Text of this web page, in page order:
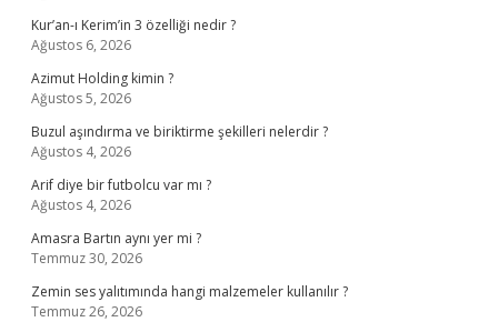
Kur’an-ı Kerim’in 3 özelliği nedir ?
Ağustos 6, 2026
Azimut Holding kimin ?
Ağustos 5, 2026
Buzul aşındırma ve biriktirme şekilleri nelerdir ?
Ağustos 4, 2026
Arif diye bir futbolcu var mı ?
Ağustos 4, 2026
Amasra Bartın aynı yer mi ?
Temmuz 30, 2026
Zemin ses yalıtımında hangi malzemeler kullanılır ?
Temmuz 26, 2026